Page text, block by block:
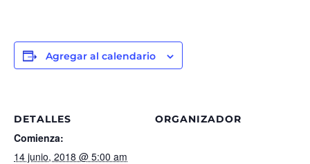
Agregar al calendario
DETALLES
Comienza:
14 junio, 2018 @ 5:00 am
ORGANIZADOR